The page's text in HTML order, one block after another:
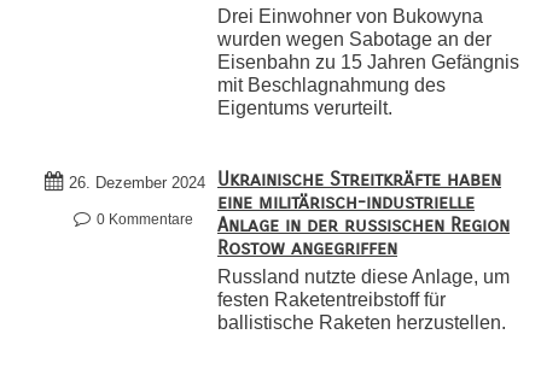
Drei Einwohner von Bukowyna
wurden wegen Sabotage an der
Eisenbahn zu 15 Jahren Gefängnis
mit Beschlagnahmung des
Eigentums verurteilt.
26. Dezember 2024
0 Kommentare
Ukrainische Streitkräfte haben
eine militärisch-industrielle
Anlage in der russischen Region
Rostow angegriffen
Russland nutzte diese Anlage, um
festen Raketentreibstoff für
ballistische Raketen herzustellen.